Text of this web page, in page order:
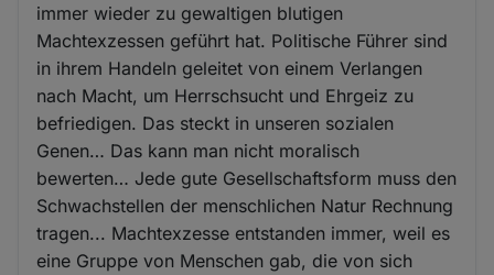
immer wieder zu gewaltigen blutigen
Machtexzessen geführt hat. Politische Führer sind
in ihrem Handeln geleitet von einem Verlangen
nach Macht, um Herrschsucht und Ehrgeiz zu
befriedigen. Das steckt in unseren sozialen
Genen… Das kann man nicht moralisch
bewerten… Jede gute Gesellschaftsform muss den
Schwachstellen der menschlichen Natur Rechnung
tragen... Machtexzesse entstanden immer, weil es
eine Gruppe von Menschen gab, die von sich